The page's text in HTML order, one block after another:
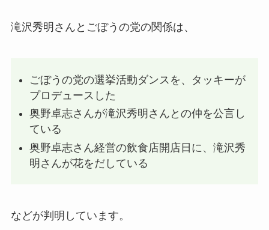
滝沢秀明さんとごぼうの党の関係は、
ごぼうの党の選挙活動ダンスを、タッキーが
プロデュースした
奥野卓志さんが滝沢秀明さんとの仲を公言し
ている
奥野卓志さん経営の飲食店開店日に、滝沢秀
明さんが花をだしている
などが判明しています。